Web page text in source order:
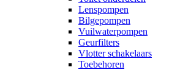
Lenspompen
Bilgepompen
Vuilwaterpompen
Geurfilters
Vlotter schakelaars
Toebehoren